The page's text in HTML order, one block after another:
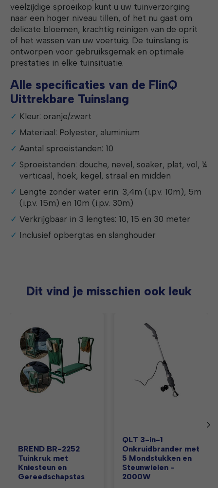
veelzijdige sproeikop kunt u uw tuinverzorging
naar een hoger niveau tillen, of het nu gaat om
delicate bloemen, krachtig reinigen van de oprit
of het wassen van uw voertuig. De tuinslang is
ontworpen voor gebruiksgemak en optimale
prestaties in elke tuinsituatie.
Alle specificaties van de FlinQ
Uittrekbare Tuinslang
Kleur: oranje/zwart
Materiaal: Polyester, aluminium
Aantal sproeistanden: 10
Sproeistanden: douche, nevel, soaker, plat, vol, ¼
verticaal, hoek, kegel, straal en midden
Lengte zonder water erin: 3,4m (i.p.v. 10m), 5m
(i.p.v. 15m) en 10m (i.p.v. 30m)
Verkrijgbaar in 3 lengtes: 10, 15 en 30 meter
Inclusief opbergtas en slanghouder
Dit vind je misschien ook leuk
BREND BR-2252
Tuinkruk met
Kniesteun en
Gereedschapstas
QLT 3-in-1
Onkruidbrander met
5 Mondstukken en
Steunwielen -
2000W